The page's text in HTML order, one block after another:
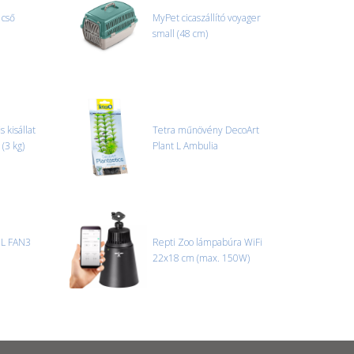
MyPet cicaszállító voyager
small (48 cm)
kisállat
kg)
Tetra műnövény DecoArt
Plant L Ambulia
FAN3
Repti Zoo lámpabúra WiFi
22x18 cm (max. 150W)